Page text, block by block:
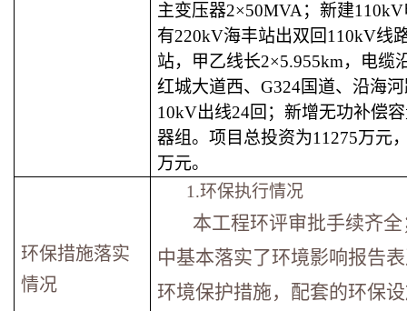
主变压器2×50MVA；新建
有220kV海丰站出双回110kV线
站，甲乙线长2×5.955km，电缆
红城大道西、G324国道、沿海
10kV出线24回；新增无功补偿
器组。项目总投资为11275万元
万元。
环保措施落实
情况
1.环保执行情况
本工程环评审批手续齐
中基本落实了环境影响报告
环境保护措施，配套的环保